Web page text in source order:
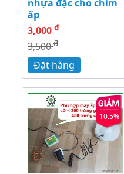
nhựa đặc cho chim
ấp
3,000 đ
3,500đ
Đặt hàng
10.5%